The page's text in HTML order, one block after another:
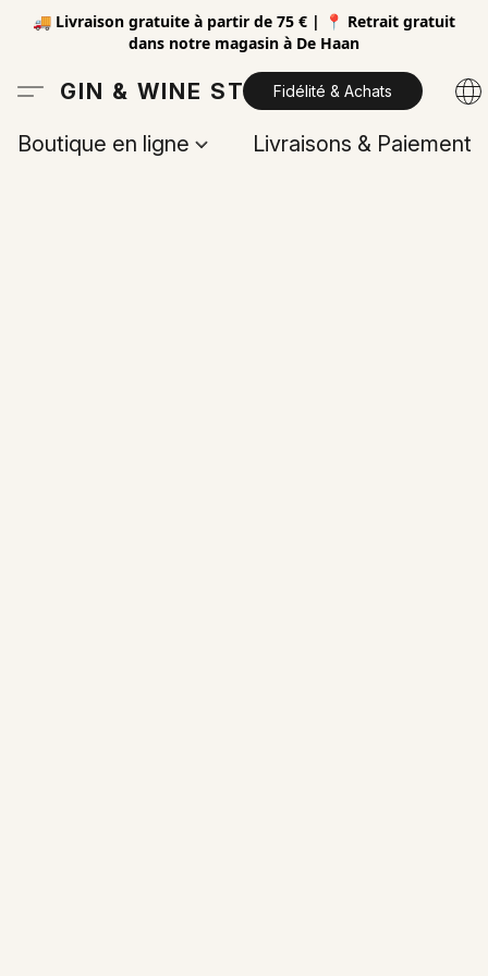
🚚 Livraison gratuite à partir de 75 € | 📍 Retrait gratuit
dans notre magasin à De Haan
GIN & WINE STOREFidélité & Achats
Boutique en ligne Livraisons & Paiements